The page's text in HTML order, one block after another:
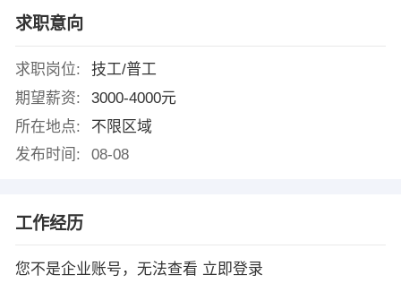
求职意向
求职岗位:
技工/普工
期望薪资:
3000-4000元
所在地点:
不限区域
发布时间:
08-08
工作经历
您不是企业账号，无法查看 立即登录